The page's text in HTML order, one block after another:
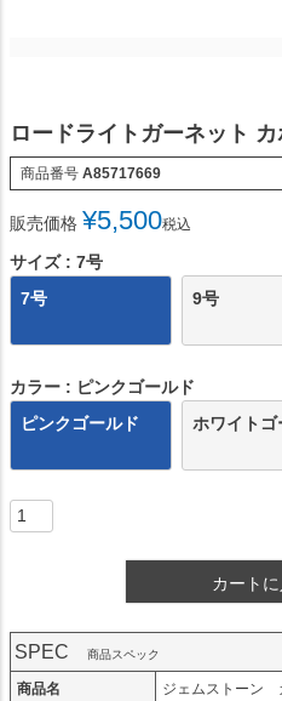
ロードライトガーネット
商品番号 A85717669
販売価格 ¥5,500税込
サイズ
7号
7号
9号
カラー
ピンクゴールド
ピンクゴールド
ホワイトゴ
カート
SPEC 商品スペック
商品名 ジェムストーン